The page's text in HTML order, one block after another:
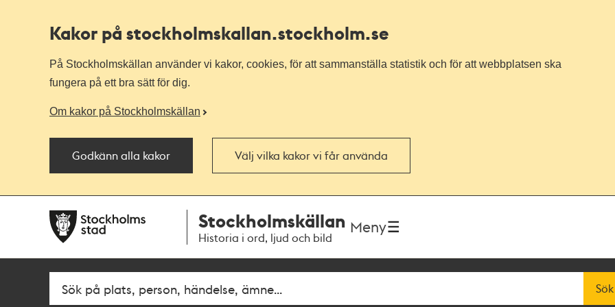
Kakor på stockholmskallan.stockholm.se
På Stockholmskällan använder vi kakor, cookies, för att sammanställa statistik och för att webbplatsen ska
fungera på ett bra sätt för dig.
Om kakor på Stockholmskällan
Godkänn alla kakor Välj vilka kakor vi får använda
navigationen
huvudinnehållet
Stockholmskällan
Historia i ord, ljud och bild
Meny
Fritextsök Sök